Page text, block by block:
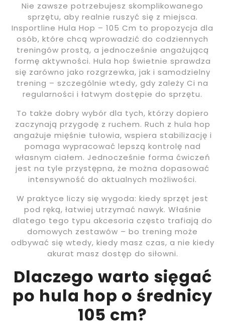
Nie zawsze potrzebujesz skomplikowanego
sprzętu, aby realnie ruszyć się z miejsca.
Insportline Hula Hop – 105 Cm to propozycja dla
osób, które chcą wprowadzić do codziennych
treningów prostą, a jednocześnie angażującą
formę aktywności. Hula hop świetnie sprawdza
się zarówno jako rozgrzewka, jak i samodzielny
trening – szczególnie wtedy, gdy zależy Ci na
regularności i łatwym dostępie do sprzętu.
To także dobry wybór dla tych, którzy dopiero
zaczynają przygodę z ruchem. Ruch z hula hop
angażuje mięśnie tułowia, wspiera stabilizację i
pomaga wypracować lepszą kontrolę nad
własnym ciałem. Jednocześnie forma ćwiczeń
jest na tyle przystępna, że można dopasować
intensywność do aktualnych możliwości.
W praktyce liczy się wygoda: kiedy sprzęt jest
pod ręką, łatwiej utrzymać nawyk. Właśnie
dlatego tego typu akcesoria często trafiają do
domowych zestawów – bo trening może
odbywać się wtedy, kiedy masz czas, a nie kiedy
akurat masz dostęp do siłowni.
Dlaczego warto sięgać
po hula hop o średnicy
105 cm?